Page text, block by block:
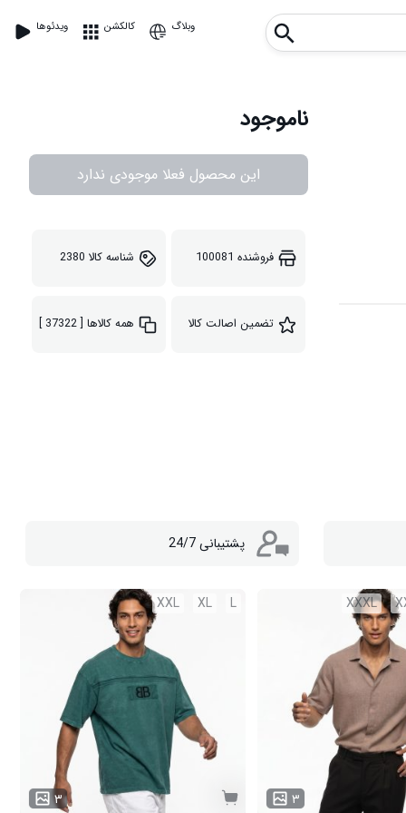
ویدئوها کالکشن وبلاگ
ناموجود
این محصول فعلا موجودی ندارد
فروشنده 100081 شناسه کالا 2380
تضمین اصالت کالا همه کالاها [ 37322 ]
پشتیبانی 24/7
XXXL
۳
L
XL
XXL
۳